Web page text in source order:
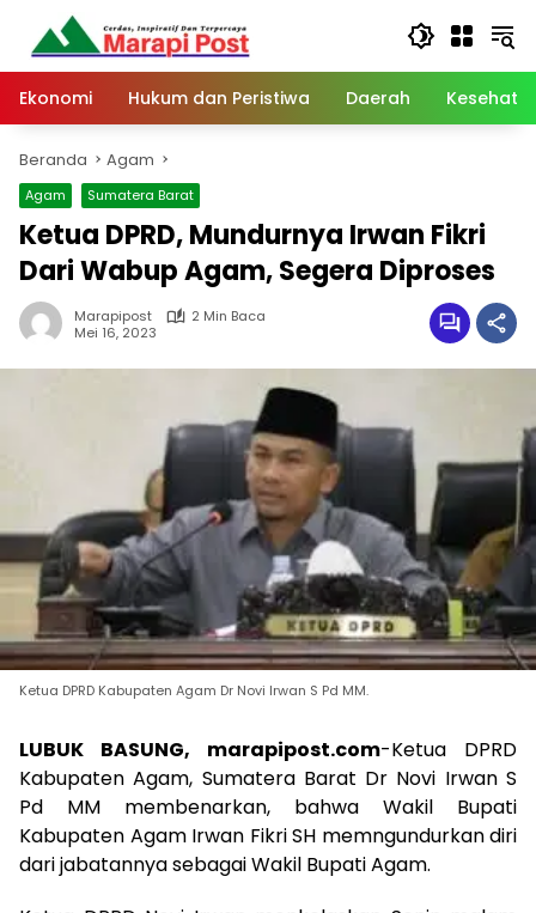
Langsung
konten
Ekonomi
Hukum dan Peristiwa Daerah
Beranda Agam
Agam Sumatera Barat
Ketua DPRD, Mundurnya Irwan Fikri
Dari Wabup Agam, Segera Diproses
Marapipost
2 Min Baca
Mei 16, 2023
Ketua DPRD Kabupaten Agam Dr Novi Irwan S Pd MM.
LUBUK BASUNG, marapipost.com-Ketua DPRD
Kabupaten Agam, Sumatera Barat Dr Novi Irwan S
Pd MM membenarkan, bahwa Wakil Bupati
Kabupaten Agam Irwan Fikri SH memngundurkan diri
dari jabatannya sebagai Wakil Bupati Agam.